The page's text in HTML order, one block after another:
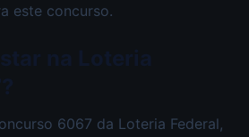
este concurso.
6067 da Loteria Federal,